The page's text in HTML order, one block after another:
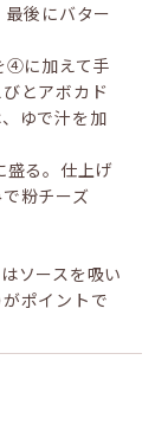
後にバター
④に加えて手
とアボカド
ゆで汁を加
る。仕上げ
粉チーズ
ソースを吸い
ポイントで